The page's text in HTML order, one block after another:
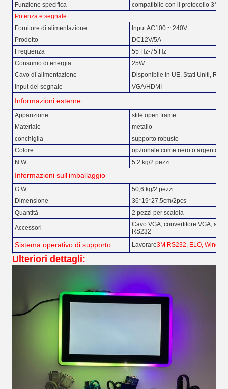
Funzione specifica
compatibile con il protocollo 3M/
Potenza e segnale
Fornitore di alimentazione:
Input AC100 ~ 240V
Prodotto
DC12V/5A
Frequenza
55 Hz-75 Hz
Consumo di energia
25W
Cavo di alimentazione
Disponibile in UE, Stati Uniti,
Input del segnale
VGA/HDMI
Informazioni esterne
Apparizione
stile open frame
Materiale
metallo
conchiglia
supporto robusto
Colore
opzionale come nero o argento
N.W.
5.2 kg/2 pezzi
Informazioni sull'imballaggio
G.W.
50,6 kg/2 pezzi
Dimensione
36*19*27,5cm/2pcs
Quantità
2 pezzi per scatola
Accessori
Cavo VGA, convertitore VGA,
RS232
Sistema operativo di supporto: Lavorare3M RS232, ELO,
Ulteriori dettagli: